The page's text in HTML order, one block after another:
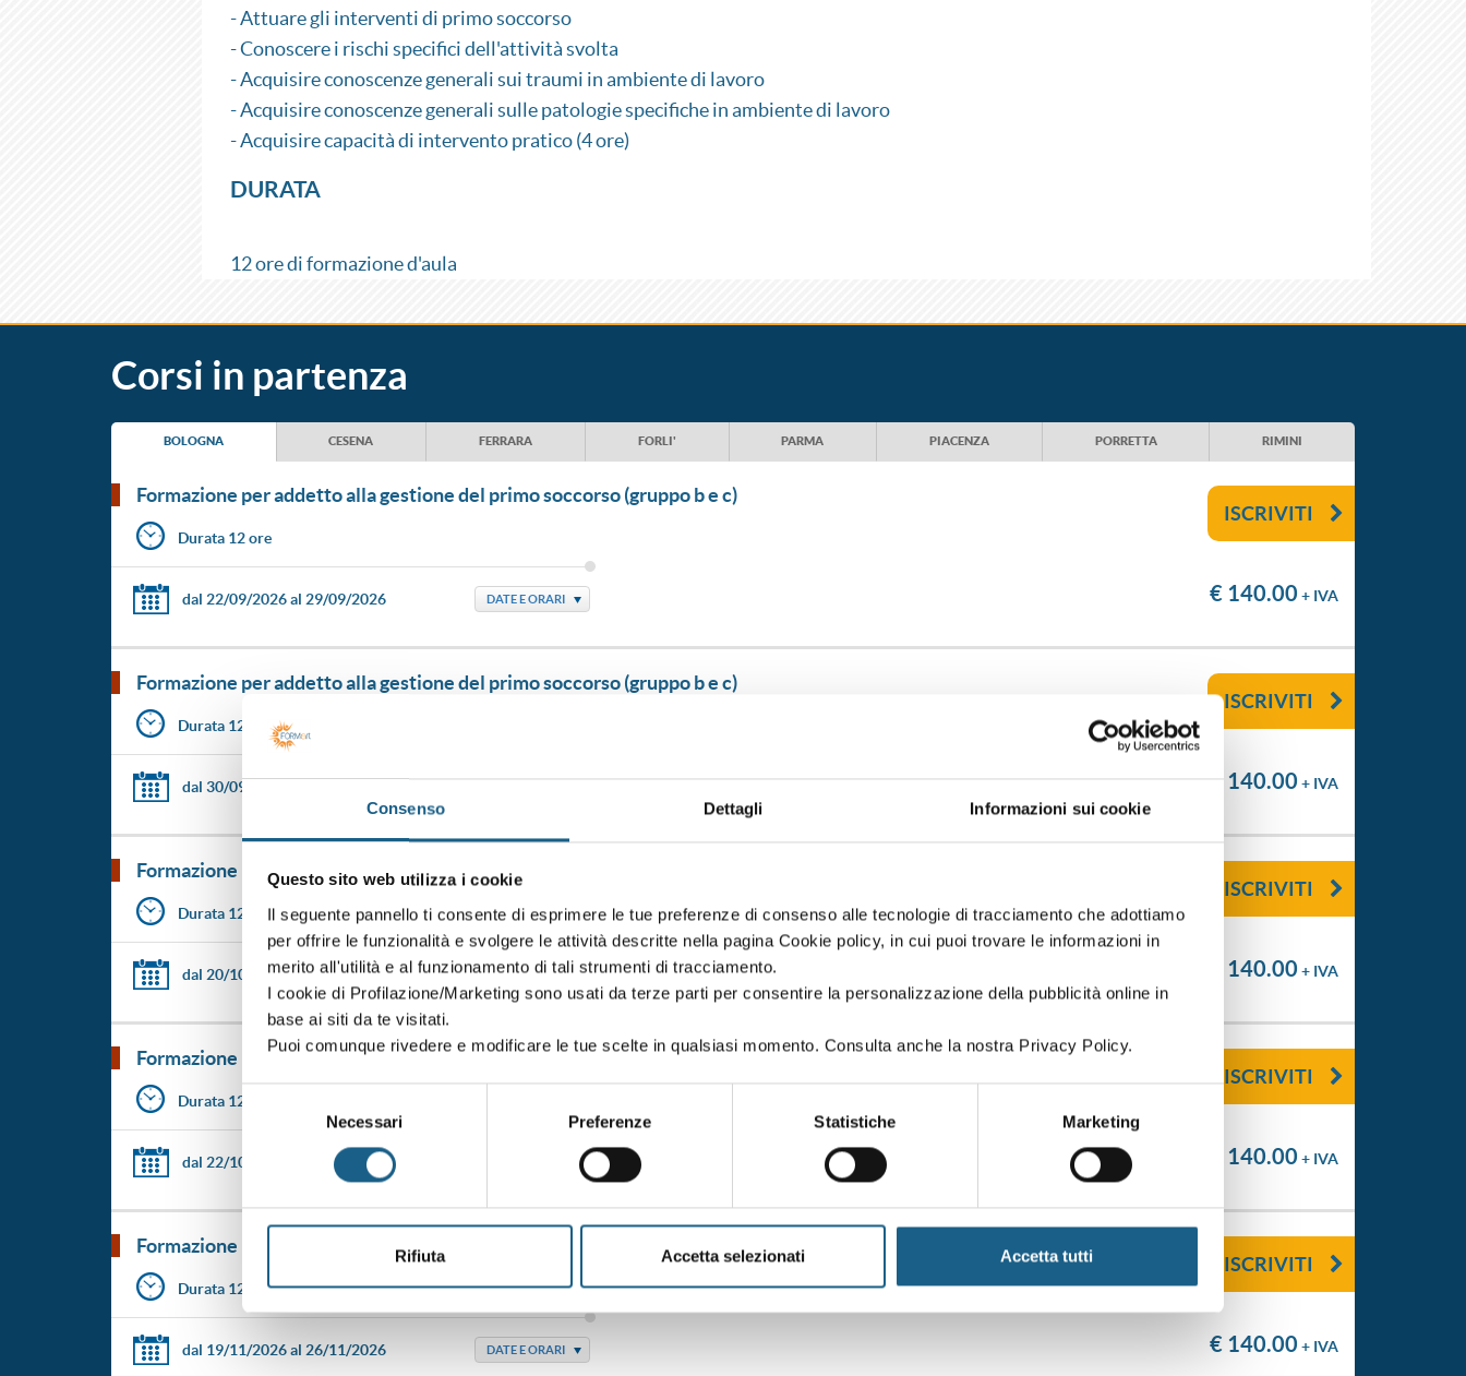
Consenso Dettagli Informazioni sui cookie
Questo sito web utilizza i cookie
Il seguente pannello ti consente di esprimere le tue preferenze di consenso alle tecnologie di tracciamento che adottiamo
per offrire le funzionalità e svolgere le attività descritte nella pagina Cookie policy, in cui puoi trovare le informazioni in
merito all'utilità e al funzionamento di tali strumenti di tracciamento.
I cookie di Profilazione/Marketing sono usati da terze parti per consentire la personalizzazione della pubblicità online in
base ai siti da te visitati.
Puoi comunque rivedere e modificare le tue scelte in qualsiasi momento. Consulta anche la nostra Privacy Policy.
Selezione
Necessari Preferenze Statistiche Marketing
Rifiuta Accetta selezionati Accetta tutti
- Attuare gli interventi di primo soccorso
- Conoscere i rischi specifici dell'attività svolta
- Acquisire conoscenze generali sui traumi in ambiente di lavoro
- Acquisire conoscenze generali sulle patologie specifiche in ambiente di lavoro
- Acquisire capacità di intervento pratico (4 ore)
DURATA
12 ore di formazione d'aula
Corsi in partenza
BOLOGNA CESENA FERRARA FORLI' PARMA PIACENZA PORRETTA RIMINI
formazione per addetto alla gestione del primo soccorso (gruppo b e c)
Durata 12 ore
dal 22/09/2026al 29/09/2026 DATE E ORARI
ISCRIVITI
€ 140.00 + IVA
formazione per addetto alla gestione del primo soccorso (gruppo b e c)
Durata 12 ore
dal 30/09/2026
ISCRIVITI
€ 140.00 + IVA
formazione per addetto alla gestione del primo soccorso (gruppo b e c)
Durata 12 ore
dal 20/10/2026al 27/10/2026 DATE E ORARI
ISCRIVITI
€ 140.00 + IVA
formazione per addetto alla gestione del primo soccorso (gruppo b e c)
Durata 12 ore
dal 22/10/2026 al 29/10/2026
ISCRIVITI
€ 140.00 + IVA
formazione per addetto alla gestione del primo soccorso (gruppo b e c)
Durata 12 ore
dal 19/11/2026al 26/11/2026 DATE E ORARI
ISCRIVITI
€ 140.00 + IVA